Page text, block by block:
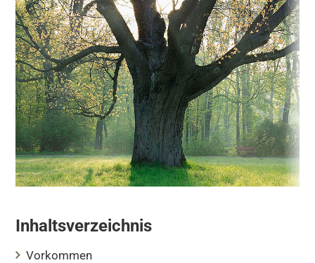
Inhaltsverzeichnis
Vorkommen